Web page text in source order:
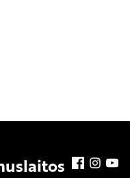
Facebook